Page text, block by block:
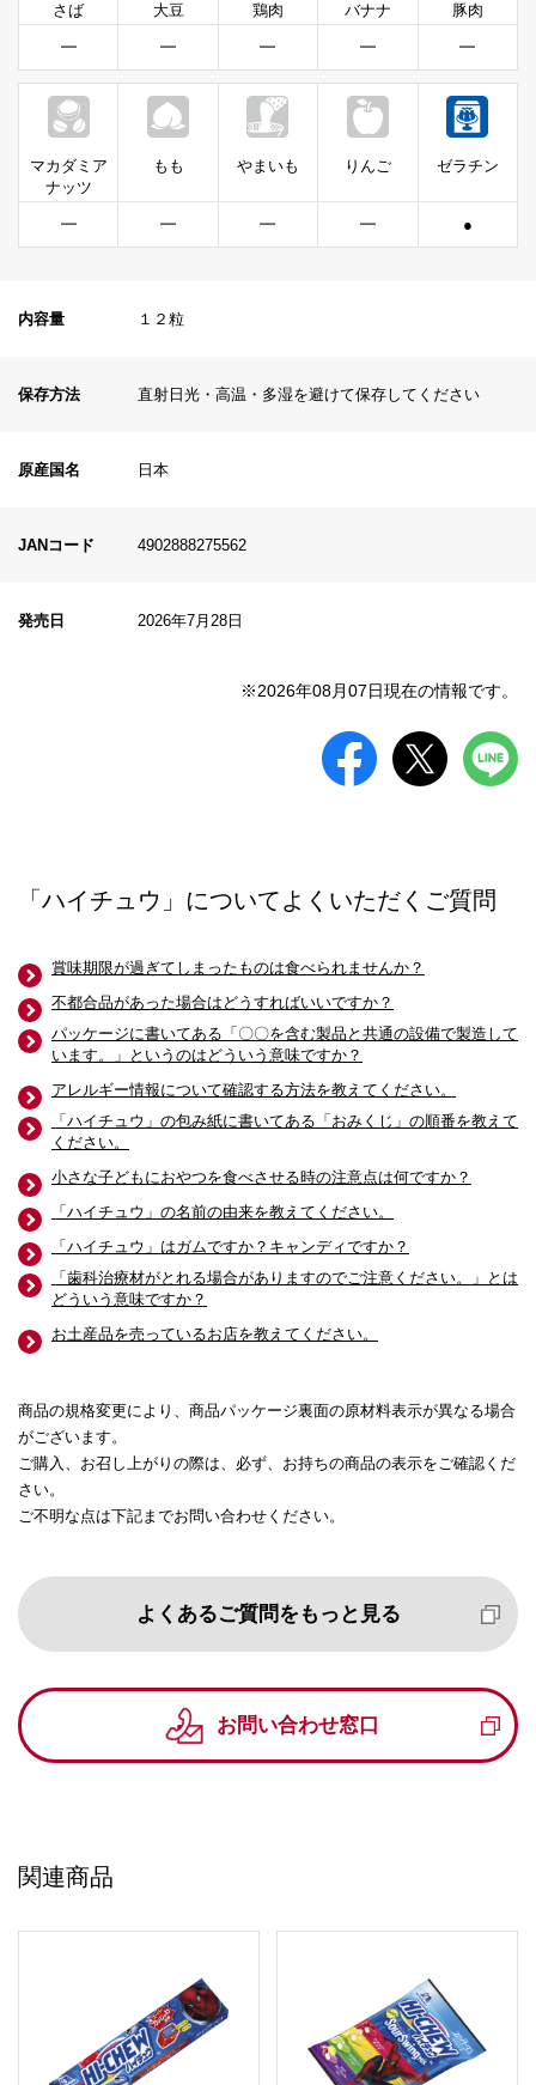
さば
━
大豆
━
鶏肉
━
バナナ
━
豚肉
━
マカダミア
ナッツ
━
もも
━
やまいも
━
りんご
━
ゼラチン
●
内容量 １２粒
保存方法 直射日光・高温・多湿を避けて保存してください
原産国名 日本
JANコード 4902888275562
発売日 2026年7月28日
※2026年08月07日現在の情報です。
「ハイチュウ」についてよくいただくご質問
賞味期限が過ぎてしまったものは食べられませんか？
不都合品があった場合はどうすればいいですか？
パッケージに書いてある「〇〇を含む製品と共通の設備で製造して
います。」というのはどういう意味ですか？
アレルギー情報について確認する方法を教えてください。
「ハイチュウ」の包み紙に書いてある「おみくじ」の順番を教えて
ください。
小さな子どもにおやつを食べさせる時の注意点は何ですか？
「ハイチュウ」の名前の由来を教えてください。
「ハイチュウ」はガムですか？キャンディですか？
「歯科治療材がとれる場合がありますのでご注意ください。」とは
どういう意味ですか？
お土産品を売っているお店を教えてください。
商品の規格変更により、商品パッケージ裏面の原材料表示が異なる場合
がございます。
ご購入、お召し上がりの際は、必ず、お持ちの商品の表示をご確認くだ
さい。
ご不明な点は下記までお問い合わせください。
よくあるご質問をもっと見る
お問い合わせ窓口
関連商品